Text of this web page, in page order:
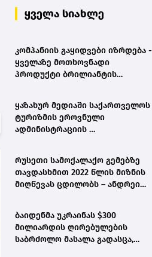
ყველა სიახლე
კომპანიის გაყიდვები იზრდება -
ყველაზე მოთხოვნადი
პროდუქტი ბრილიანტის
ყაზახურ მედიაში საქართველოს
ტურიზმის ეროვნული
ადმინისტრაციის
მომზადდა
რუსეთი სამოქალაქო გემებზე
თავდასხმით 2022 წლის მიზნის
მიღწევას ცდილობს – ანდრეი
ბაიდენმა უკრაინას $300
მილიარდის ღირებულების
საბრძოლო მასალა გადასცა,